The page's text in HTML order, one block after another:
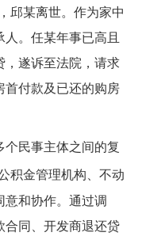
邱某离世。作为家中
。任某年事已高且
遂诉至法院，请求
付款及已还的购房
民事主体之间的复
积金管理机构、不动
和协作。通过调
同、开发商退还贷